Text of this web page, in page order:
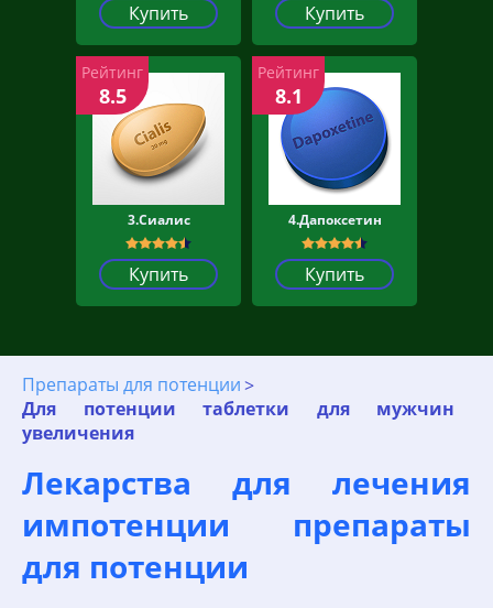
Купить Купить
3.Сиалис
Купить
Рейтинг
8.5
4.Дапоксетин
Купить
Рейтинг
8.1
Препараты для потенции
Для потенции таблетки для мужчин
увеличения
Лекарства для лечения
импотенции препараты
для потенции